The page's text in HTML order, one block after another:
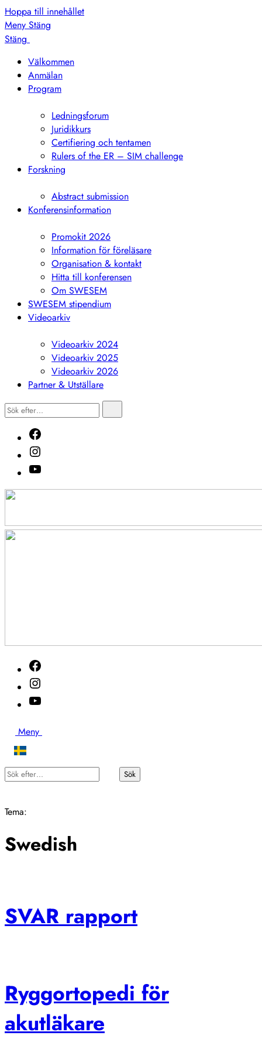
Hoppa till innehållet
Meny Stäng
Stäng
Välkommen
Anmälan
Program
undermenyLedningsforum
Juridikkurs
Certifiering och tentamen
Rulers of the ER – SIM challenge
Forskning
undermenyAbstract submission
Konferensinformation
undermenyPromokit 2026
Information för föreläsare
Organisation & kontakt
Hitta till konferensen
Om SWESEM
SWESEM stipendium
Videoarkiv
undermenyVideoarkiv 2024
Videoarkiv 2025
Videoarkiv 2026
Partner & Utställare
Sök
efter…
2026
Meny
efter…
Sök
Tema:
Swedish
SVAR rapport
Ryggortopedi för
akutläkare